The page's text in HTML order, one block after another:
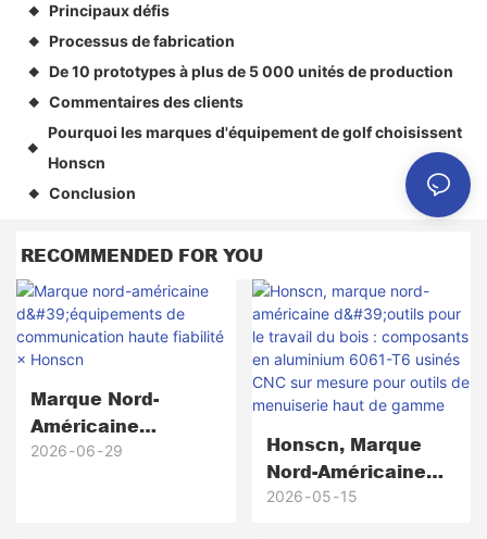
◆ Principaux défis
◆ Processus de fabrication
◆ De 10 prototypes à plus de 5 000 unités de production
◆ Commentaires des clients
◆
Pourquoi les marques d'équipement de golf choisissent
Honscn
◆ Conclusion
RECOMMENDED FOR YOU
Marque Nord-
Américaine
D'équipements De
2026 06 29
Honscn, Marque
Nord-Américaine
D'outils Pour Le
2026 05 15